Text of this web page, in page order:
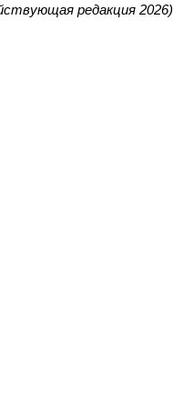
редакция 2026)